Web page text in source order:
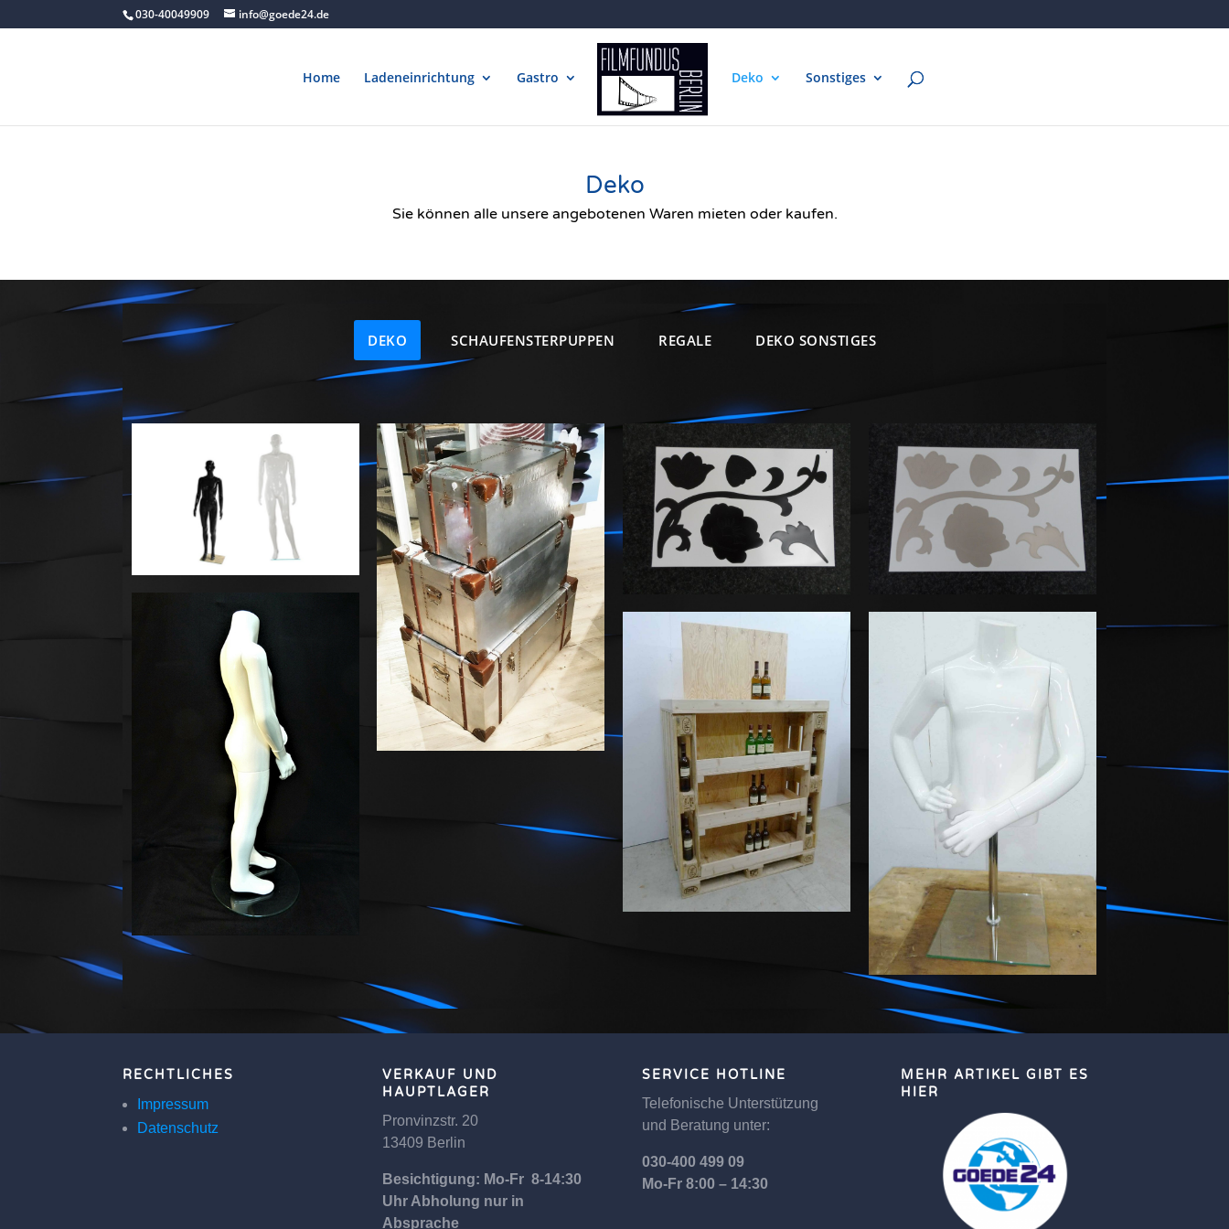
030-40049909 info@goede24.de
Home Ladeneinrichtung Gastro Deko Sonstiges
Deko
Sie können alle unsere angebotenen Waren mieten oder kaufen.
DEKO SCHAUFENSTERPUPPEN REGALE DEKO SONSTIGES
RECHTLICHES
Impressum
Datenschutz
VERKAUF UND
HAUPTLAGER
Pronvinzstr. 20
13409 Berlin
Besichtigung: Mo-Fr 8-14:30
Uhr Abholung nur in
Absprache
SERVICE HOTLINE
Telefonische Unterstützung
und Beratung unter:
030-400 499 09
Mo-Fr 8:00 – 14:30
MEHR ARTIKEL GIBT ES
HIER